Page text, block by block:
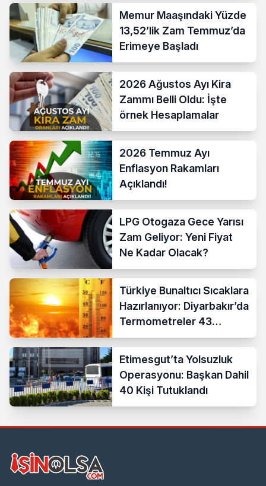
Memur Maaşındaki Yüzde
13,52’lik Zam Temmuz’da
Erimeye Başladı
2026 Ağustos Ayı Kira
Zammı Belli Oldu: İşte
örnek Hesaplamalar
2026 Temmuz Ayı
Enflasyon Rakamları
Açıklandı!
LPG Otogaza Gece Yarısı
Zam Geliyor: Yeni Fiyat
Ne Kadar Olacak?
Türkiye Bunaltıcı Sıcaklara
Hazırlanıyor: Diyarbakır’da
Termometreler 43
Dereceyi Gösterecek
Etimesgut’ta Yolsuzluk
Operasyonu: Başkan Dahil
40 Kişi Tutuklandı